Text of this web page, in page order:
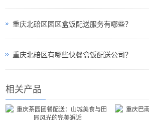
重庆北碚区园区盒饭配送服务有哪些？
重庆北碚区有哪些快餐盒饭配送公司？
相关产品